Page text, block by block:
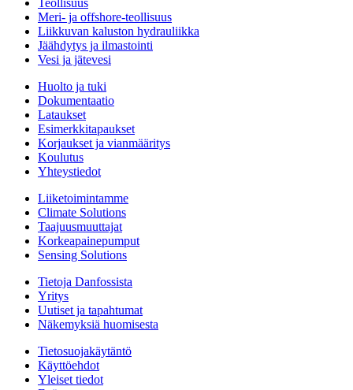
Meri- ja offshore-teollisuus
Liikkuvan kaluston hydrauliikka
Jäähdytys ja ilmastointi
Vesi ja jätevesi
Huolto ja tuki
Dokumentaatio
Lataukset
Esimerkkitapaukset
Korjaukset ja vianmääritys
Koulutus
Yhteystiedot
Liiketoimintamme
Climate Solutions
Taajuusmuuttajat
Korkeapainepumput
Sensing Solutions
Tietoja Danfossista
Yritys
Uutiset ja tapahtumat
Näkemyksiä huomisesta
Tietosuojakäytäntö
Käyttöehdot
Yleiset tiedot